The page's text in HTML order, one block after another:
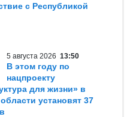
с Республикой
5 августа 2026 13:50
В этом году по
нацпроекту
для жизни» в
установят 37